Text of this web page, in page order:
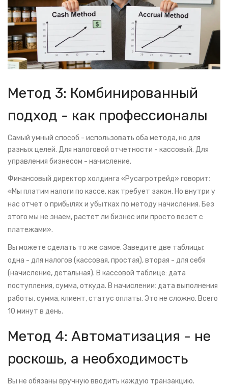
Метод 3: Комбинированный
подход - как профессионалы
Самый умный способ - использовать оба метода, но для
разных целей. Для налоговой отчетности - кассовый. Для
управления бизнесом - начисление.
Финансовый директор холдинга «Русагротрейд» говорит:
«Мы платим налоги по кассе, как требует закон. Но внутри у
нас отчет о прибылях и убытках по методу начисления. Без
этого мы не знаем, растет ли бизнес или просто везет с
платежами».
Вы можете сделать то же самое. Заведите две таблицы:
одна - для налогов (кассовая, простая), вторая - для себя
(начисление, детальная). В кассовой таблице: дата
поступления, сумма, откуда. В начислении: дата выполнения
работы, сумма, клиент, статус оплаты. Это не сложно. Всего
10 минут в день.
Метод 4: Автоматизация - не
роскошь, а необходимость
Вы не обязаны вручную вводить каждую транзакцию.